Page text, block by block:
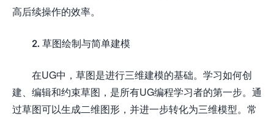
高后续操作的效率。
2. 草图绘制与简单建模
在UG中，草图是进行三维建模的基础。学习如何创
建、编辑和约束草图，是所有UG编程学习者的第一步。通
过草图可以生成二维图形，并进一步转化为三维模型。常